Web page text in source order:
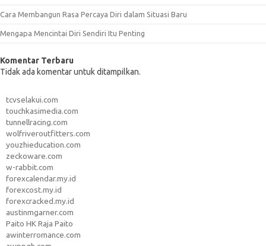
Cara Membangun Rasa Percaya Diri dalam Situasi Baru
Mengapa Mencintai Diri Sendiri Itu Penting
Komentar Terbaru
Tidak ada komentar untuk ditampilkan.
tcvselakui.com
touchkasimedia.com
tunnellracing.com
wolfriveroutfitters.com
youzhieducation.com
zeckoware.com
w-rabbit.com
forexcalendar.my.id
forexcost.my.id
forexcracked.my.id
austinmgarner.com
Paito HK Raja Paito
awinterromance.com